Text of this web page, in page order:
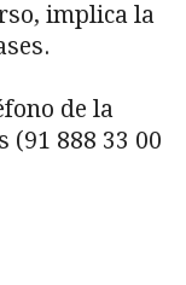
implica la
de la
(91 888 33 00